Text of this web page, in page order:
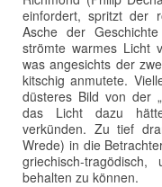
einfordert, spritzt der
Asche der
strömte warmes Licht
was angesichts der
kitschig anmutete.
düsteres Bild von der
das Licht dazu
verkünden. Zu tief
Wrede) in die
griechisch-
behalten zu können.